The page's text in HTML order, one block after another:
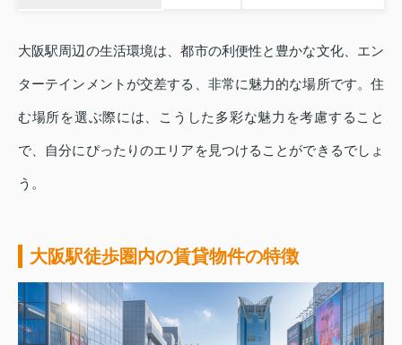
大阪駅周辺の生活環境は、都市の利便性と豊かな文化、エン
ターテインメントが交差する、非常に魅力的な場所です。住
む場所を選ぶ際には、こうした多彩な魅力を考慮すること
で、自分にぴったりのエリアを見つけることができるでしょ
う。
大阪駅徒歩圏内の賃貸物件の特徴